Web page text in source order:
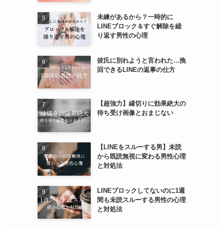
未練があるから？一時的に
LINEブロック＆すぐ解除を繰
り返す男性の心理
彼氏に別れようと言われた…挽
回できるLINEの返事の仕方
【超強力】縁切りに効果絶大の
待ち受け画像とおまじない
【LINEをスルーする男】未読
から既読無視に変わる男性心理
と対処法
LINEブロックしてないのに1週
間も未読スルーする男性の心理
と対処法